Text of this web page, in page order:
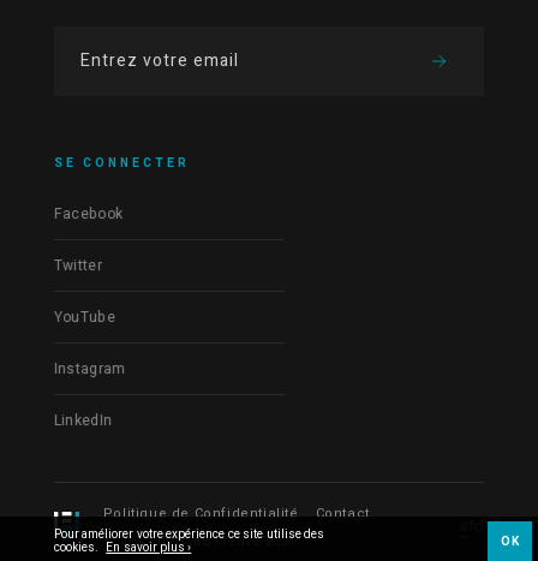
SE CONNECTER
Facebook
Twitter
YouTube
Instagram
LinkedIn
Politique de Confidentialité
Contact
© Les Films du Fleuve 2026
Pour améliorer votre expérience ce site utilise des
cookies. En savoir plus › OK